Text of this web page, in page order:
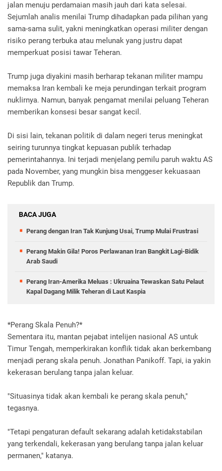
jalan menuju perdamaian masih jauh dari kata selesai.
Sejumlah analis menilai Trump dihadapkan pada pilihan yang
sama-sama sulit, yakni meningkatkan operasi militer dengan
risiko perang terbuka atau melunak yang justru dapat
memperkuat posisi tawar Teheran.
Trump juga diyakini masih berharap tekanan militer mampu
memaksa Iran kembali ke meja perundingan terkait program
nuklirnya. Namun, banyak pengamat menilai peluang Teheran
memberikan konsesi besar sangat kecil.
Di sisi lain, tekanan politik di dalam negeri terus meningkat
seiring turunnya tingkat kepuasan publik terhadap
pemerintahannya. Ini terjadi menjelang pemilu paruh waktu AS
pada November, yang mungkin bisa menggeser kekuasaan
Republik dan Trump.
BACA JUGA
Perang dengan Iran Tak Kunjung Usai, Trump Mulai Frustrasi
Perang Makin Gila! Poros Perlawanan Iran Bangkit Lagi-Bidik
Arab Saudi
Perang Iran-Amerika Meluas : Ukruaina Tewaskan Satu Pelaut
Kapal Dagang Milik Teheran di Laut Kaspia
*Perang Skala Penuh?*
Sementara itu, mantan pejabat intelijen nasional AS untuk
Timur Tengah, memperkirakan konflik tidak akan berkembang
menjadi perang skala penuh. Jonathan Panikoff. Tapi, ia yakin
kekerasan berulang tanpa jalan keluar.
"Situasinya tidak akan kembali ke perang skala penuh,"
tegasnya.
"Tetapi pengaturan default sekarang adalah ketidakstabilan
yang terkendali, kekerasan yang berulang tanpa jalan keluar
permanen," katanya.